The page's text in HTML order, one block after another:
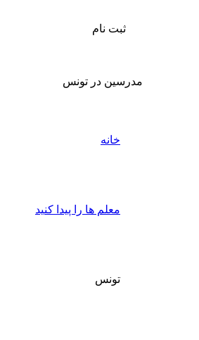
ثبت نام
مدرسین در تونس
خانه
معلم ها را پیدا کنید
تونس